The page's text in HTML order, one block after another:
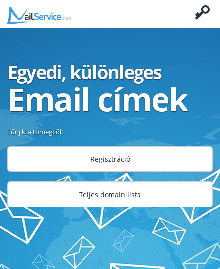
Egyedi, különleges
Email címek
Tűnj ki a tömegből!
Regisztráció
Teljes domain lista